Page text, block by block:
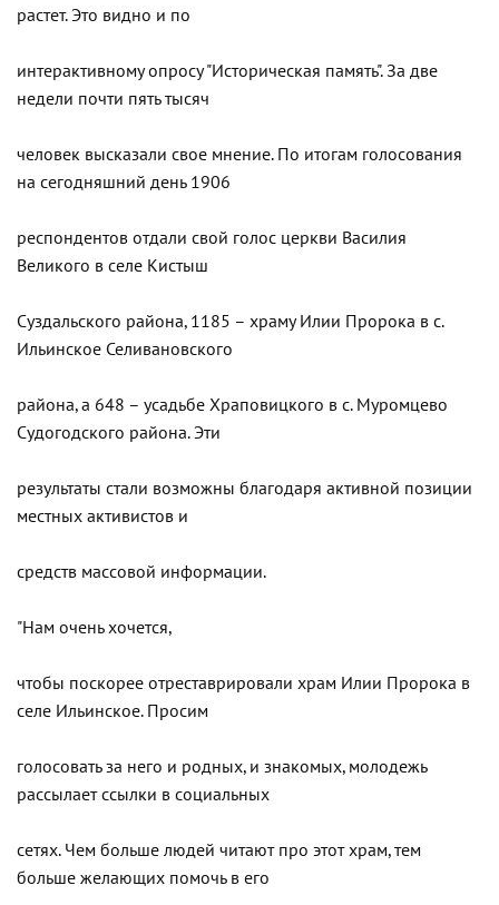
растет. Это видно и по
интерактивному опросу "Историческая память". За две
недели почти пять тысяч
человек высказали свое мнение. По итогам голосования
на сегодняшний день 1906
респондентов отдали свой голос церкви Василия
Великого в селе Кистыш
Суздальского района, 1185 – храму Илии Пророка в с.
Ильинское Селивановского
района, а 648 – усадьбе Храповицкого в с. Муромцево
Судогодского района. Эти
результаты стали возможны благодаря активной позиции
местных активистов и
средств массовой информации.
"Нам очень хочется,
чтобы поскорее отреставрировали храм Илии Пророка в
селе Ильинское. Просим
голосовать за него и родных, и знакомых, молодежь
рассылает ссылки в социальных
сетях. Чем больше людей читают про этот храм, тем
больше желающих помочь в его